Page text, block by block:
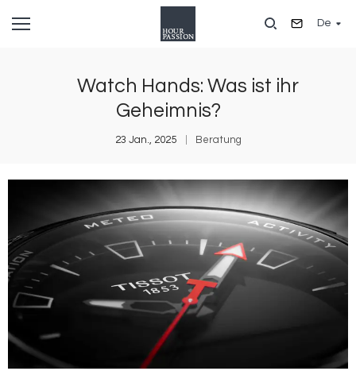
zum
De
Watch Hands: Was ist ihr
Geheimnis?
23 Jan., 2025 Beratung